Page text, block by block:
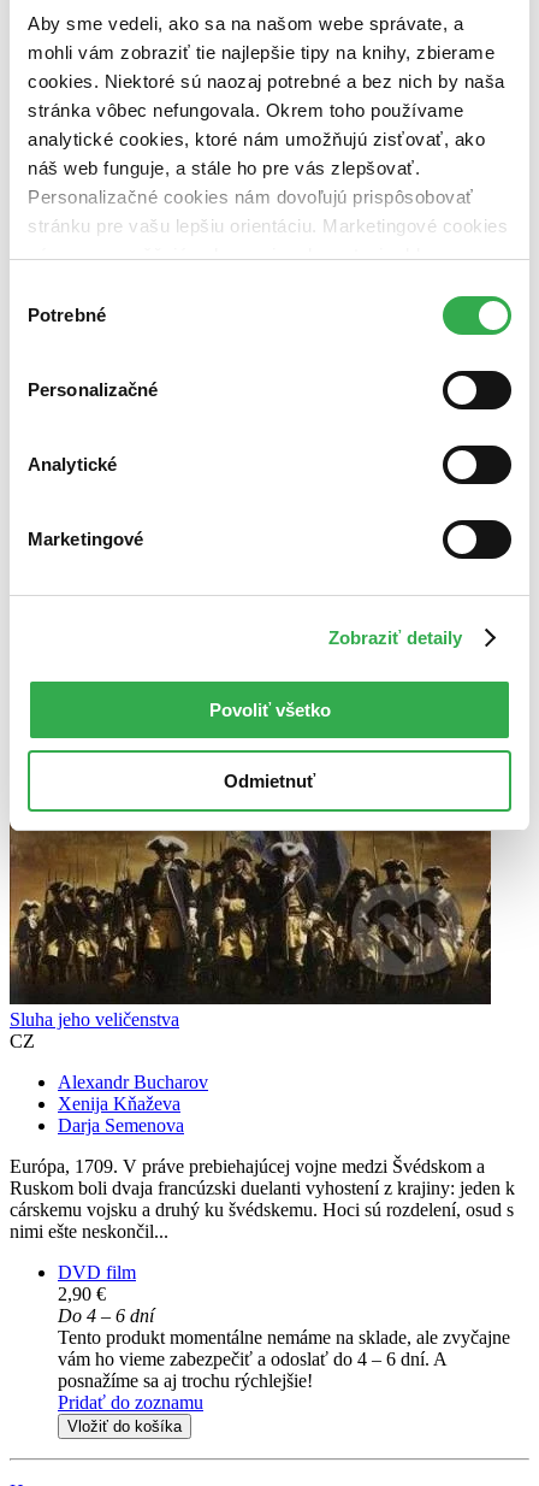
Aby sme vedeli, ako sa na našom webe správate, a
mohli vám zobraziť tie najlepšie tipy na knihy, zbierame
cookies. Niektoré sú naozaj potrebné a bez nich by naša
stránka vôbec nefungovala. Okrem toho používame
analytické cookies, ktoré nám umožňujú zisťovať, ako
náš web funguje, a stále ho pre vás zlepšovať.
Personalizačné cookies nám dovoľujú prispôsobovať
stránku pre vašu lepšiu orientáciu. Marketingové cookies
nám zas umožňujú zobrazenie relevantnej reklamy.
nám pomohlo, keby sme mohli používať všetky tieto
súhlasu
Potrebné
Personalizačné
Analytické
Marketingové
Zobraziť detaily
Povoliť všetko
Odmietnuť
Bestsellery
Top hodnotené
Novinky
Najdrahšie
Najlacnejšie
Najvyššia zľava
Použité filtre
Účinkuje Darja Semenova
Sluha jeho veličenstva
CZ
Alexandr Bucharov
Xenija Kňaževa
Darja Semenova
Európa, 1709. V práve prebiehajúcej vojne medzi Švédskom a
Ruskom boli dvaja francúzski duelanti vyhostení z krajiny: jeden k
cárskemu vojsku a druhý ku švédskemu. Hoci sú rozdelení, osud s
nimi ešte neskončil...
DVD film
2,90 €
Do 4 – 6 dní
Tento produkt momentálne nemáme na sklade, ale zvyčajne
vám ho vieme zabezpečiť a odoslať do 4 – 6 dní. A
posnažíme sa aj trochu rýchlejšie!
Pridať do zoznamu
Vložiť do košíka